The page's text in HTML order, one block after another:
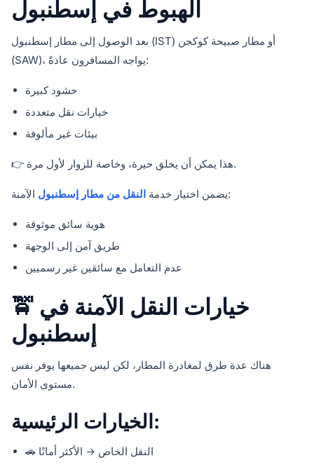
الهبوط في إسطنبول
بعد الوصول إلى مطار إسطنبول (IST) أو مطار صبيحة كوكجن
(SAW)، يواجه المسافرون عادةً:
حشود كبيرة
خيارات نقل متعددة
بيئات غير مألوفة
👉 هذا يمكن أن يخلق حيرة، وخاصة للزوار لأول مرة.
يضمن اختيار خدمة النقل من مطار إسطنبول الآمنة:
هوية سائق موثوقة
طريق آمن إلى الوجهة
عدم التعامل مع سائقين غير رسميين
🚖 خيارات النقل الآمنة في
إسطنبول
هناك عدة طرق لمغادرة المطار، لكن ليس جميعها يوفر نفس
مستوى الأمان.
الخيارات الرئيسية:
🚗 النقل الخاص → الأكثر أمانًا